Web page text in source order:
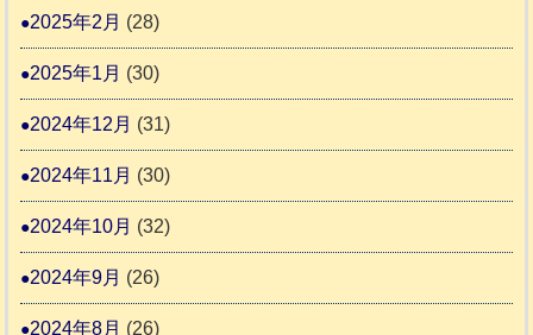
2025年2月 (28)
2025年1月 (30)
2024年12月 (31)
2024年11月 (30)
2024年10月 (32)
2024年9月 (26)
2024年8月 (26)